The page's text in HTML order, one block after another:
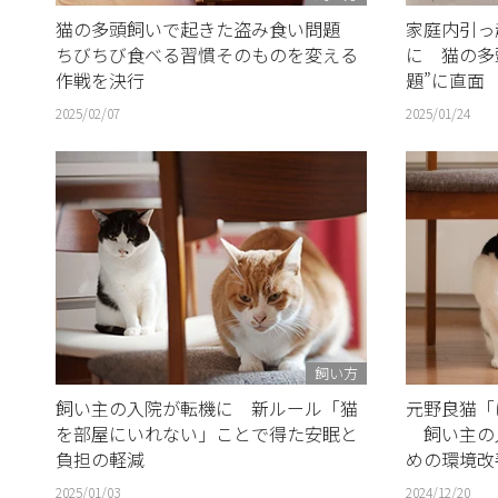
猫の多頭飼いで起きた盗み食い問題
ちびちび食べる習慣そのものを変える
作戦を決行
2025/02/07
家庭内引
に 猫の多
題”に直面
2025/01/24
飼い方
飼い主の入院が転機に 新ルール「猫
を部屋にいれない」ことで得た安眠と
負担の軽減
2025/01/03
元野良猫
飼い主の
めの環境
2024/12/20